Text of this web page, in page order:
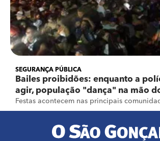
SEGURANÇA PÚBLICA
Bailes proibidões: enquanto a
agir, população "dança" na mão
Festas acontecem nas principais